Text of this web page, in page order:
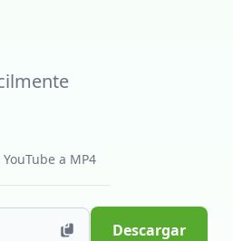
YouTube a MP4
Descargar